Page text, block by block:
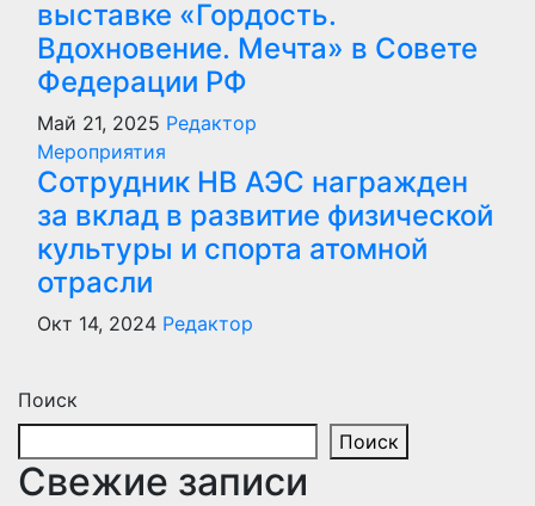
выставке «Гордость.
Вдохновение. Мечта» в Совете
Федерации РФ
Май 21, 2025 Редактор
Мероприятия
Сотрудник НВ АЭС награжден
за вклад в развитие физической
культуры и спорта атомной
отрасли
Окт 14, 2024 Редактор
Поиск
Поиск
Свежие записи